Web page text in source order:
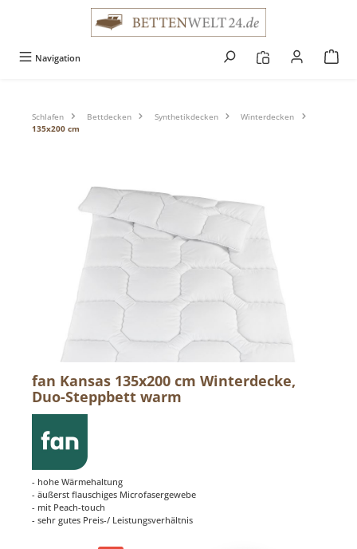
Navigation
Schlafen Bettdecken Synthetikdecken
Winterdecken
135x200 cm
Bildergalerie überspringen
fan Kansas 135x200 cm Winterdecke,
Duo-Steppbett warm
- hohe Wärmehaltung
- äußerst flauschiges Microfasergewebe
- mit Peach-touch
- sehr gutes Preis-/ Leistungsverhältnis